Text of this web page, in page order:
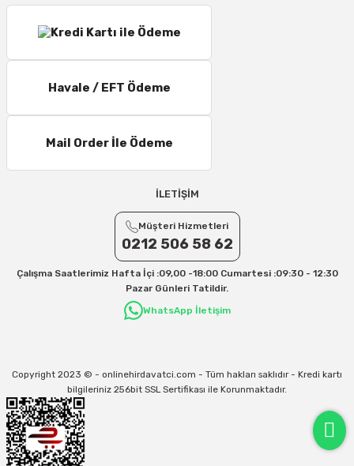
Havale / EFT Ödeme
Mail Order İle Ödeme
İLETİŞİM
Müşteri Hizmetleri
0212 506 58 62
Çalışma Saatlerimiz Hafta İçi :09,00 -18:00 Cumartesi :09:30 - 12:30
Pazar Günleri Tatildir.
WhatsApp İletişim
Copyright 2023 © - onlinehirdavatci.com - Tüm hakları saklıdır - Kredi kartı
bilgileriniz 256bit SSL Sertifikası ile Korunmaktadır.